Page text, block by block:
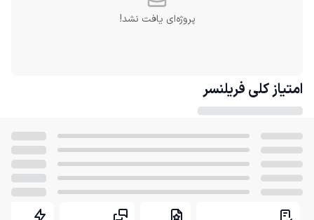
پروژه‌ای یافت نشد!
امتیاز کلی فریلنسر